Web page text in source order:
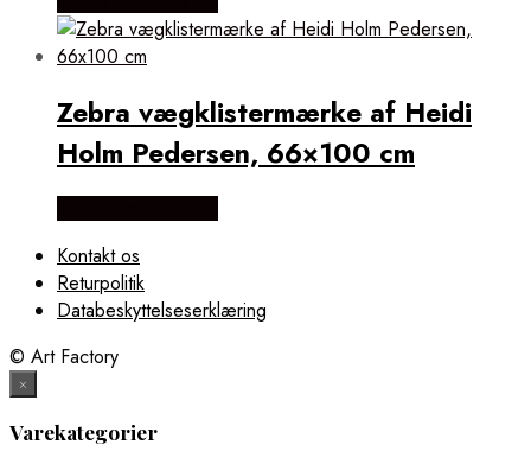
Zebra vægklistermærke af Heidi
Holm Pedersen, 66×100 cm
Kontakt os
Returpolitik
Databeskyttelseserklæring
© Art Factory
×
Varekategorier